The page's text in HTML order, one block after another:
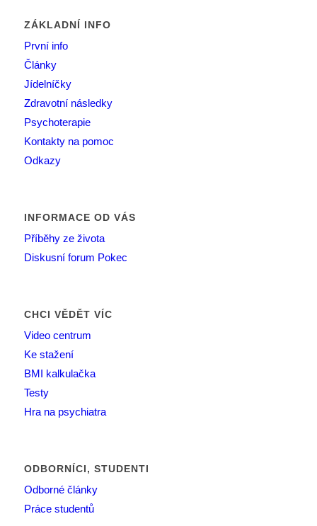
ZÁKLADNÍ INFO
První info
Články
Jídelníčky
Zdravotní následky
Psychoterapie
Kontakty na pomoc
Odkazy
INFORMACE OD VÁS
Příběhy ze života
Diskusní forum Pokec
CHCI VĚDĚT VÍC
Video centrum
Ke stažení
BMI kalkulačka
Testy
Hra na psychiatra
ODBORNÍCI, STUDENTI
Odborné články
Práce studentů